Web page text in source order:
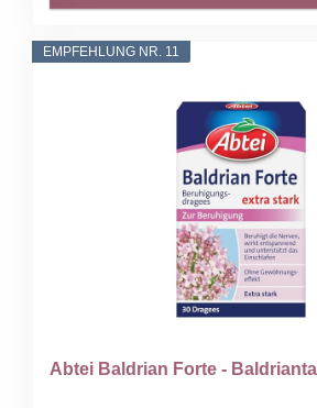
EMPFEHLUNG NR. 11
Abtei Baldrian Forte -